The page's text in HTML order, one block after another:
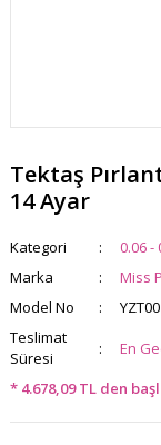
Tektaş
14 Ayar
Kategori 0.06 -
Marka
Miss
Model No
Teslimat
Süresi
En
* 4.678,09 TL den